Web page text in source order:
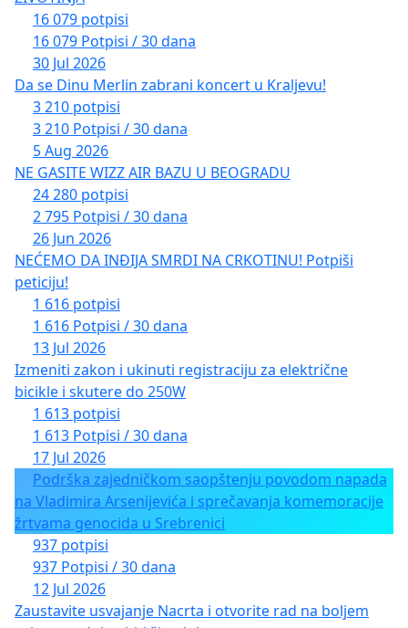
16 079 potpisi
16 079 Potpisi / 30 dana
30 Jul 2026
Da se Dinu Merlin zabrani koncert u Kraljevu!
3 210 potpisi
3 210 Potpisi / 30 dana
5 Aug 2026
NE GASITE WIZZ AIR BAZU U BEOGRADU
24 280 potpisi
2 795 Potpisi / 30 dana
26 Jun 2026
NEĆEMO DA INĐIJA SMRDI NA CRKOTINU! Potpiši
peticiju!
1 616 potpisi
1 616 Potpisi / 30 dana
13 Jul 2026
Izmeniti zakon i ukinuti registraciju za električne
bicikle i skutere do 250W
1 613 potpisi
1 613 Potpisi / 30 dana
17 Jul 2026
Podrška zajedničkom saopštenju povodom napada
na Vladimira Arsenijevića i sprečavanja komemoracije
žrtvama genocida u Srebrenici
937 potpisi
937 Potpisi / 30 dana
12 Jul 2026
Zaustavite usvajanje Nacrta i otvorite rad na boljem